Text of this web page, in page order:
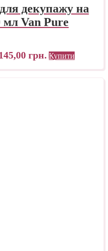
декупажу на
мл Van Pure
грн. Купити